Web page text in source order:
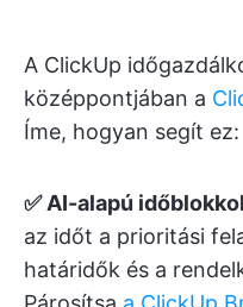
A ClickUp
középpontjában a
Íme, hogyan segít ez:
✅ AI-alapú
az időt a prioritási
határidők és a